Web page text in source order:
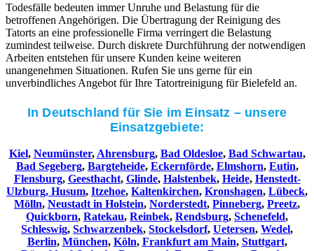
Todesfälle bedeuten immer Unruhe und Belastung für die
betroffenen Angehörigen. Die Übertragung der Reinigung des
Tatorts an eine professionelle Firma verringert die Belastung
zumindest teilweise. Durch diskrete Durchführung der notwendigen
Arbeiten entstehen für unsere Kunden keine weiteren
unangenehmen Situationen. Rufen Sie uns gerne für ein
unverbindliches Angebot für Ihre Tatortreinigung für Bielefeld an.
In Deutschland für Sie im Einsatz – unsere
Einsatzgebiete:
Kiel, Neumünster, Ahrensburg, Bad Oldesloe, Bad Schwartau,
Bad Segeberg, Bargteheide, Eckernförde, Elmshorn, Eutin,
Flensburg, Geesthacht, Glinde, Halstenbek, Heide, Henstedt-
Ulzburg, Husum, Itzehoe, Kaltenkirchen, Kronshagen, Lübeck,
Mölln, Neustadt in Holstein, Norderstedt, Pinneberg, Preetz,
Quickborn, Ratekau, Reinbek, Rendsburg, Schenefeld,
Schleswig, Schwarzenbek, Stockelsdorf, Uetersen, Wedel,
Berlin, München, Köln, Frankfurt am Main, Stuttgart,